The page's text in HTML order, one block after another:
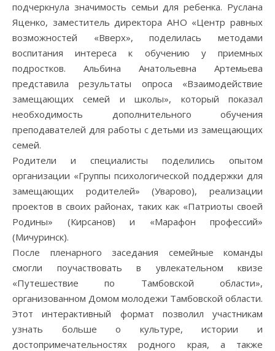
подчеркнула значимость семьи для ребенка. Руслана
Яценко, заместитель директора АНО «Центр равных
возможностей «Вверх», поделилась методами
воспитания интереса к обучению у приемных
подростков. Альбина Анатольевна Артемьева
представила результаты опроса «Взаимодействие
замещающих семей и школы», который показал
необходимость дополнительного обучения
преподавателей для работы с детьми из замещающих
семей.
Родители и специалисты поделились опытом
организации «Группы психологической поддержки для
замещающих родителей» (Уварово), реализации
проектов в своих районах, таких как «Патриоты своей
Родины» (Кирсанов) и «Марафон профессий»
(Мичуринск).
После пленарного заседания семейные команды
смогли поучаствовать в увлекательном квизе
«Путешествие по Тамбовской области»,
организованном Домом молодежи Тамбовской области.
Этот интерактивный формат позволил участникам
узнать больше о культуре, истории и
достопримечательностях родного края, а также